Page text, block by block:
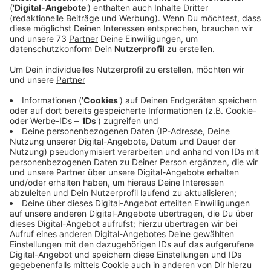
Veröffentlicht:Dienstag, 29.08.2023 12:46
Anzeige
Jubiläum soll ein großes Fest werden
Anzeige
Bettina von der Mazda Mx5 Gemeinschaft lädt alle
Interessierten und Mazda Mx5 Besitzer zum
Pröbstingsee ein. Für den fünften Geburtstag haben
sich viele Mx5 Gemeinschaften aus ganz Deutschland
angekündigt. Für das leibliche Wohl ist gesorgt und
auch einige Touren mit dem Mx5 sind geplant. Am
Freitagabend soll es eine knapp zweistündige
Rundfahrt durchs Westmünsterland geben, ehe am